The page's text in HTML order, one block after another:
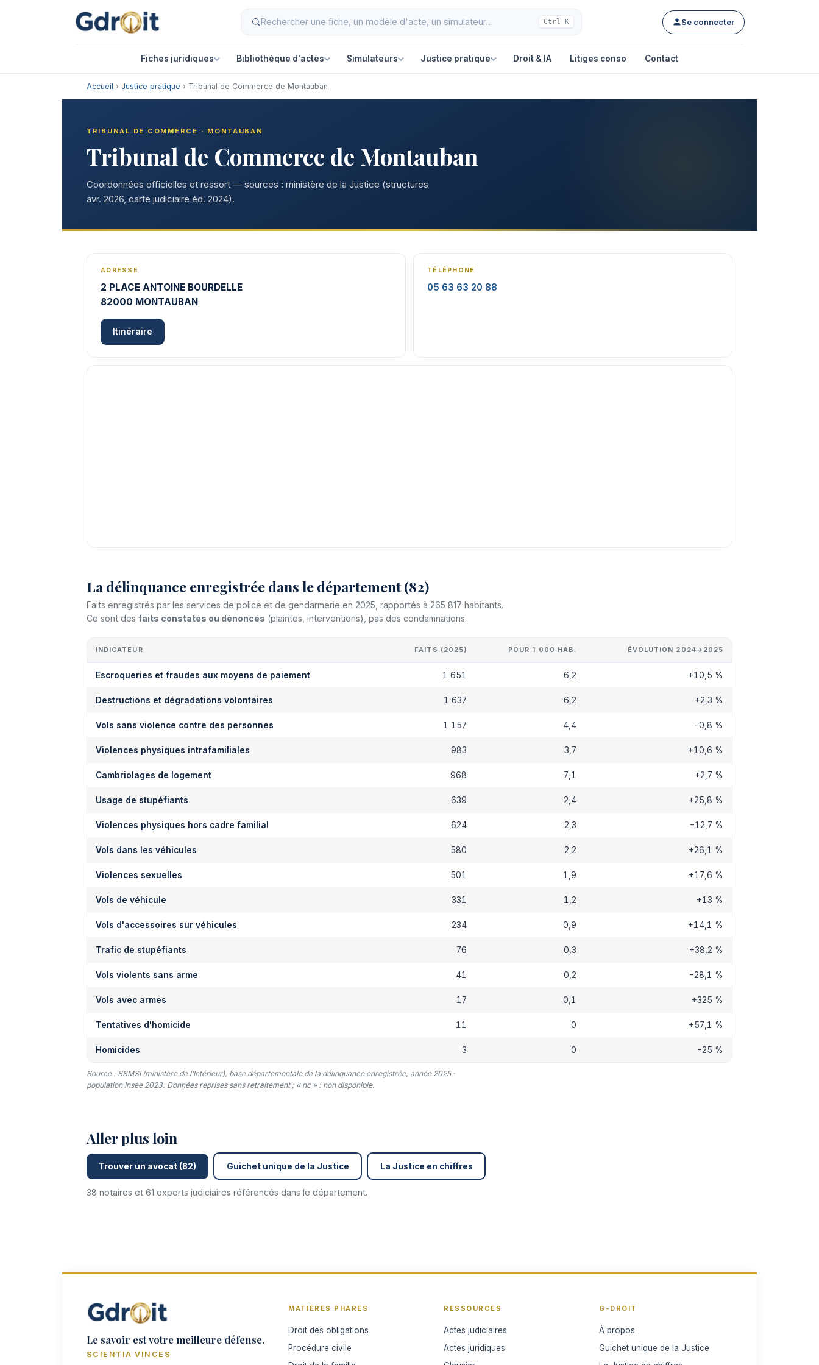
Ctrl K Se connecter
Fiches juridiques Bibliothèque d'actes Simulateurs Justice pratique Droit & IA Litiges conso Contact
Accueil › Justice pratique › Tribunal de Commerce de Montauban
TRIBUNAL DE COMMERCE · MONTAUBAN
Tribunal de Commerce de Montauban
Coordonnées officielles et ressort — sources : ministère de la Justice (structures
avr. 2026, carte judiciaire éd. 2024).
ADRESSE
2 PLACE ANTOINE BOURDELLE
82000 MONTAUBAN
Itinéraire
TÉLÉPHONE
05 63 63 20 88
La délinquance enregistrée dans le département (82)
Faits enregistrés par les services de police et de gendarmerie en 2025, rapportés à 265 817 habitants.
Ce sont des faits constatés ou dénoncés (plaintes, interventions), pas des condamnations.
INDICATEUR FAITS (2025) POUR 1 000 HAB. ÉVOLUTION 2024→2025
Escroqueries et fraudes aux moyens de paiement 1 651 6,2 +10,5 %
Destructions et dégradations volontaires 1 637 6,2 +2,3 %
Vols sans violence contre des personnes 1 157 4,4 −0,8 %
Violences physiques intrafamiliales 983 3,7 +10,6 %
Cambriolages de logement 968 7,1 +2,7 %
Usage de stupéfiants 639 2,4 +25,8 %
Violences physiques hors cadre familial 624 2,3 −12,7 %
Vols dans les véhicules 580 2,2 +26,1 %
Violences sexuelles 501 1,9 +17,6 %
Vols de véhicule 331 1,2 +13 %
Vols d'accessoires sur véhicules 234 0,9 +14,1 %
Trafic de stupéfiants 76 0,3 +38,2 %
Vols violents sans arme 41 0,2 −28,1 %
Vols avec armes 17 0,1 +325 %
Tentatives d'homicide 11 0 +57,1 %
Homicides 3 0 −25 %
Source : SSMSI (ministère de l’Intérieur), base départementale de la délinquance enregistrée, année 2025 ·
population Insee 2023. Données reprises sans retraitement ; « nc » : non disponible.
Aller plus loin
Trouver un avocat (82) Guichet unique de la Justice La Justice en chiffres
38 notaires et 61 experts judiciaires référencés dans le département.
Le savoir est votre meilleure défense.
SCIENTIA VINCES
MATIÈRES PHARES
Droit des obligations
Procédure civile
RESSOURCES
Actes judiciaires
Actes juridiques
G-DROIT
À propos
Guichet unique de la Justice